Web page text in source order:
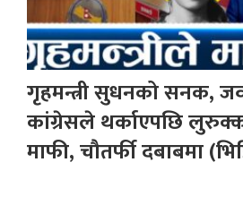
गृहमन्त्री सुधनको सनक,
कांग्रेसले थर्काएपछि
माफी, चौतर्फी दबाबमा